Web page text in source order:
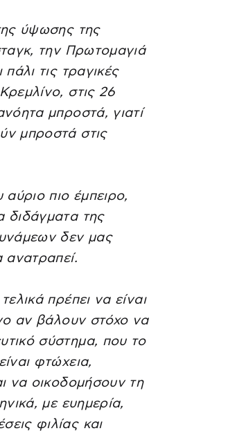
ύψωσης της
την Πρωτομαγιά
τις τραγικές
στις 26
μπροστά, γιατί
μπροστά στις
αύριο πιο έμπειρο,
διδάγματα της
δεν μας
ανατραπεί.
πρέπει να είναι
αν βάλουν στόχο να
σύστημα, που το
φτώχεια,
να οικοδομήσουν τη
με ευημερία,
φιλίας και